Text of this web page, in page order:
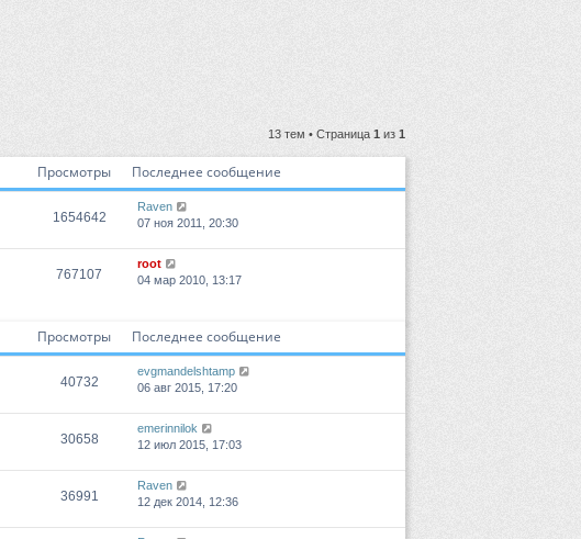
13 тем • Страница 1 из 1
Просмотры Последнее сообщение
1654642
Raven
07 ноя 2011, 20:30
767107
root
04 мар 2010, 13:17
Просмотры Последнее сообщение
40732
evgmandelshtamp
06 авг 2015, 17:20
30658
emerinnilok
12 июл 2015, 17:03
36991
Raven
12 дек 2014, 12:36